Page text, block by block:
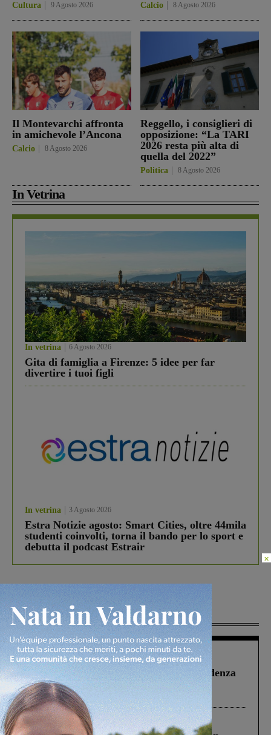
Cultura 9 Agosto 2026 Calcio 8 Agosto 2026
Il Montevarchi affronta
in amichevole l’Ancona
Calcio 8 Agosto 2026
Reggello, i consiglieri di
opposizione: “La TARI
2026 resta più alta di
quella del 2022”
Politica 8 Agosto 2026
In Vetrina
In vetrina 6 Agosto 2026
Gita di famiglia a Firenze: 5 idee per far
divertire i tuoi figli
In vetrina 3 Agosto 2026
Estra Notizie agosto: Smart Cities, oltre 44mila
studenti coinvolti, torna il bando per lo sport e
debutta il podcast Estrair
Più lette
Figline Incisa Valdarno 1 Agosto 2026
Piscina di Figline finanziata oltre la scadenza
Pnrr, il gruppo di Fratelli d’Italia: “Un
ringraziamento al Governo”
Cronaca 3 Agosto 2026
×